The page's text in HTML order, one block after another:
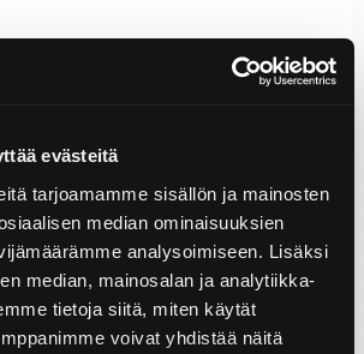
evästeitä
tarjoamamme sisällön ja mainosten
median ominaisuuksien
analysoimiseen. Lisäksi
median, mainosalan ja analytiikka-
tietoja siitä, miten käytät
voivat yhdistää näitä